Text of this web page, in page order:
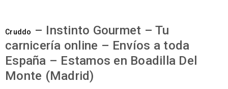
Cruddo
– Instinto Gourmet – Tu
carnicería online – Envíos a toda
España – Estamos en Boadilla Del
Monte (Madrid)